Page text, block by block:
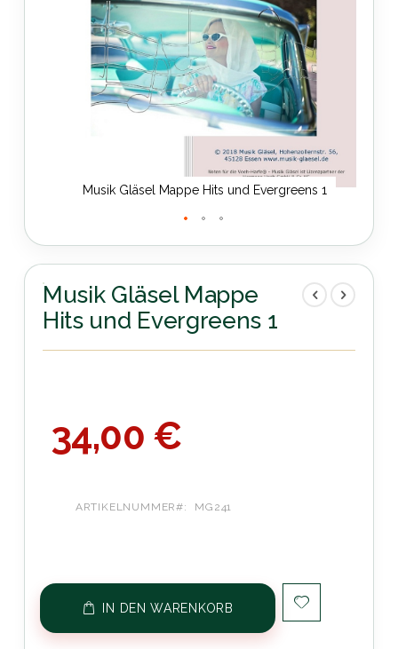
Musik Gläsel Mappe Hits und Evergreens 1
Zum
Anfang
der
Bildergalerie
springen
Musik Gläsel Mappe
Hits und Evergreens 1
34,00 €
ARTIKELNUMMER MG241
IN DEN WARENKORB